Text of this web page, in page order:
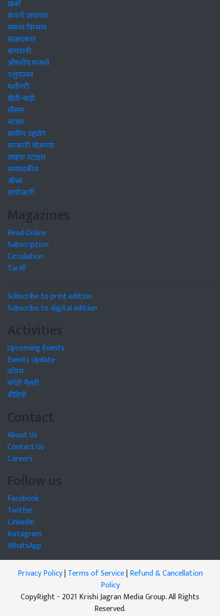
खबरें
कंपनी समाचार
सफल किसान
साक्षात्कार
बागवानी
औषधीय फसलें
पशुपालन
मशीनरी
खेती-बाड़ी
मौसम
बाजार
ग्रामीण उद्द्योग
सरकारी योजनाएं
लाइफ स्टाइल
सम्पादकीय
जॉब्स
डायरेक्टरी
Magazines
Read Online
Subscription
Circulation
Tariff
Subscribe to print edition
Subscribe to digital edition
Activities
Upcoming Events
Events Update
फोरम
फोटो गैलरी
वीडियो
Contact
About Us
Contact Us
Careers
Follow us
Facebook
Twitter
LinkedIn
Instagram
WhatsApp
Privacy Policy|Terms of Service|Refund & Cancellation
Policy
CopyRight - 2021 Krishi Jagran Media Group. All Rights
Reserved.